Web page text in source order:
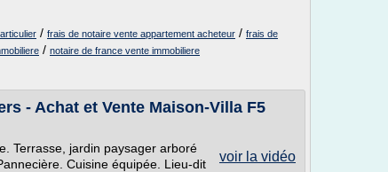
/ frais de notaire vente appartement acheteur / frais de
/ notaire de france vente immobiliere
- Achat et Vente Maison-Villa F5
voir la vidéo
Terrasse, jardin paysager arboré
Cuisine équipée. Lieu-dit